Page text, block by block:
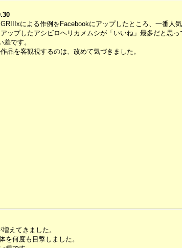
GRIIIxによる作例をFacebookにアップしたところ、一番人
ップしたアシビロヘリカメムシが「いいね」最多だと思っ
差です。
品を客観視するのは、改めて気づきました。
えてきました。
を何度も目撃しました。